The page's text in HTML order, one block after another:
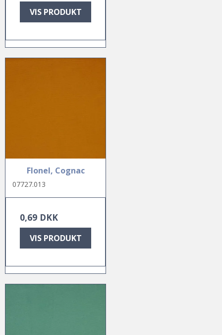
VIS PRODUKT
Flonel, Cognac
07727.013
0,69 DKK
VIS PRODUKT